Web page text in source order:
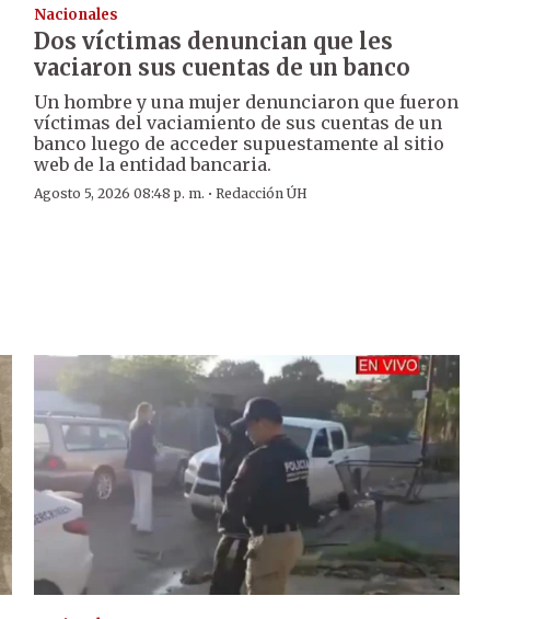
Nacionales
Dos víctimas denuncian que les
vaciaron sus cuentas de un banco
Un hombre y una mujer denunciaron que fueron
víctimas del vaciamiento de sus cuentas de un
banco luego de acceder supuestamente al sitio
web de la entidad bancaria.
Agosto 5, 2026 08:48 p. m. · Redacción ÚH